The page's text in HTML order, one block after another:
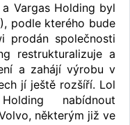
Vargas Holding byl
podle kterého bude
prodán společnosti
restrukturalizuje a
a zahájí výrobu v
jí ještě rozšíří. Lol
nabídnout
některým již ve